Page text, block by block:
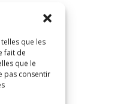
que les
fait de
que le
pas consentir